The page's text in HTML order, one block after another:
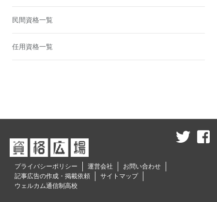
民間資格一覧
任用資格一覧
プライバシーポリシー 運営会社
お問い合わせ
記事広告の作成・掲載依頼
サイトマップ
ウェルカム通信制高校